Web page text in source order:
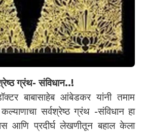
ग्रंथ- संविधान..!
बाबासाहेब आंबेडकर यांनी तमाम
कल्याणाचा सर्वश्रेष्ठ ग्रंथ -संविधान हा
आणि प्रदीर्घ लेखणीतून बहाल केला